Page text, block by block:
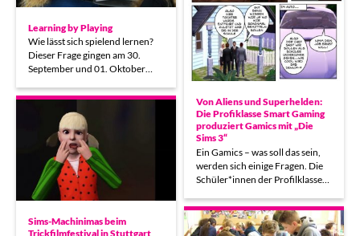
Von Aliens und Superhelden:
Die Profiklasse Smart Gaming
produziert Gamics mit „Die
Sims 3“
Ein Gamics – was soll das sein,
werden sich einige Fragen. Die
Schüler*innen der Profilklasse…
Learning by Playing
Wie lässt sich spielend lernen?
Dieser Frage gingen am 30.
September und 01. Oktober…
Sims-Machinimas beim
Trickfilmfestival in Stuttgart